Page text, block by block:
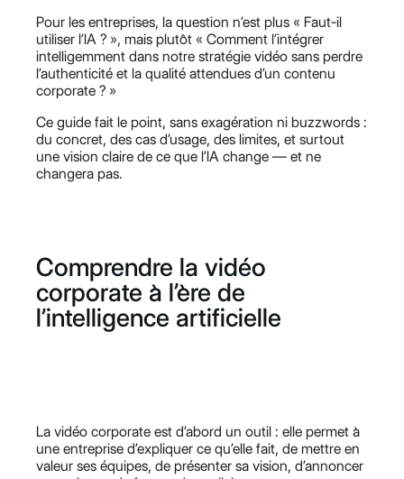
Pour les entreprises, la question n’est plus « Faut-il
utiliser l’IA ? », mais plutôt « Comment l’intégrer
intelligemment dans notre stratégie vidéo sans perdre
l’authenticité et la qualité attendues d’un contenu
corporate ? »
Ce guide fait le point, sans exagération ni buzzwords :
du concret, des cas d’usage, des limites, et surtout
une vision claire de ce que l’IA change — et ne
changera pas.
Comprendre la vidéo
corporate à l’ère de
l’intelligence artificielle
La vidéo corporate est d’abord un outil : elle permet à
une entreprise d’expliquer ce qu’elle fait, de mettre en
valeur ses équipes, de présenter sa vision, d’annoncer